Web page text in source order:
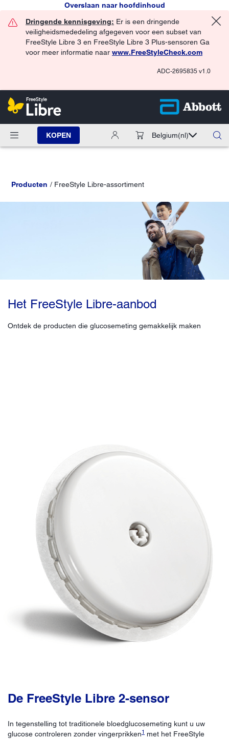
Overslaan naar hoofdinhoud
Dringende kennisgeving: Er is een dringende
veiligheidsmededeling afgegeven voor een subset van
FreeStyle Libre 3 en FreeStyle Libre 3 Plus-sensoren Ga
voor meer informatie naar www.FreeStyleCheck.com
ADC-2695835 v1.0
KOPEN Belgium(nl)
Producten FreeStyle Libre-assortiment
Het FreeStyle Libre-aanbod
Ontdek de producten die glucosemeting gemakkelijk maken
De FreeStyle Libre 2-sensor
In tegenstelling tot traditionele bloedglucosemeting kunt u uw
glucose controleren zonder vingerprikken1 met het FreeStyle